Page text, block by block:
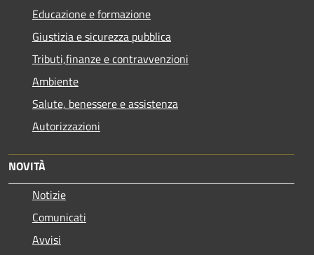
Educazione e formazione
Giustizia e sicurezza pubblica
Tributi,finanze e contravvenzioni
Ambiente
Salute, benessere e assistenza
Autorizzazioni
NOVITÀ
Notizie
Comunicati
Avvisi